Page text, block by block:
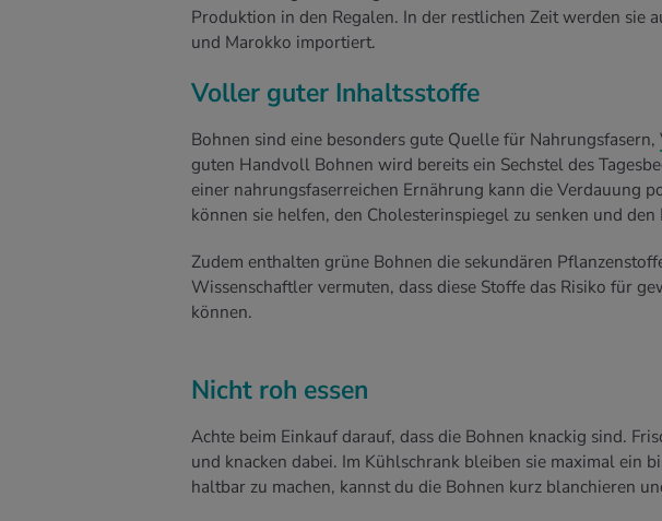
Produktion in den Regalen. In der restlichen Zeit werden sie
und Marokko importiert.
Voller guter Inhaltsstoffe
Bohnen sind eine besonders gute Quelle für Nahrungsfasern,
guten Handvoll Bohnen wird bereits ein Sechstel des
einer nahrungsfaserreichen Ernährung kann die Verdauung
können sie helfen, den Cholesterinspiegel zu senken und
Zudem enthalten grüne Bohnen die sekundären
Wissenschaftler vermuten, dass diese Stoffe das Risiko für
können.
Nicht roh essen
Achte beim Einkauf darauf, dass die Bohnen knackig sind.
und knacken dabei. Im Kühlschrank bleiben sie maximal ein
haltbar zu machen, kannst du die Bohnen kurz blanchieren